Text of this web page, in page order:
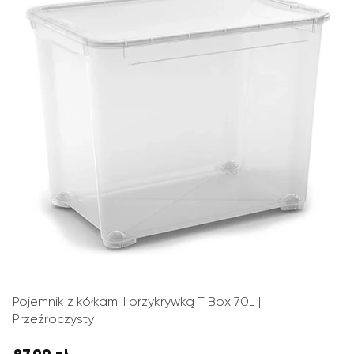
Pojemnik z kółkami I przykrywką T Box 70L |
Przeźroczysty